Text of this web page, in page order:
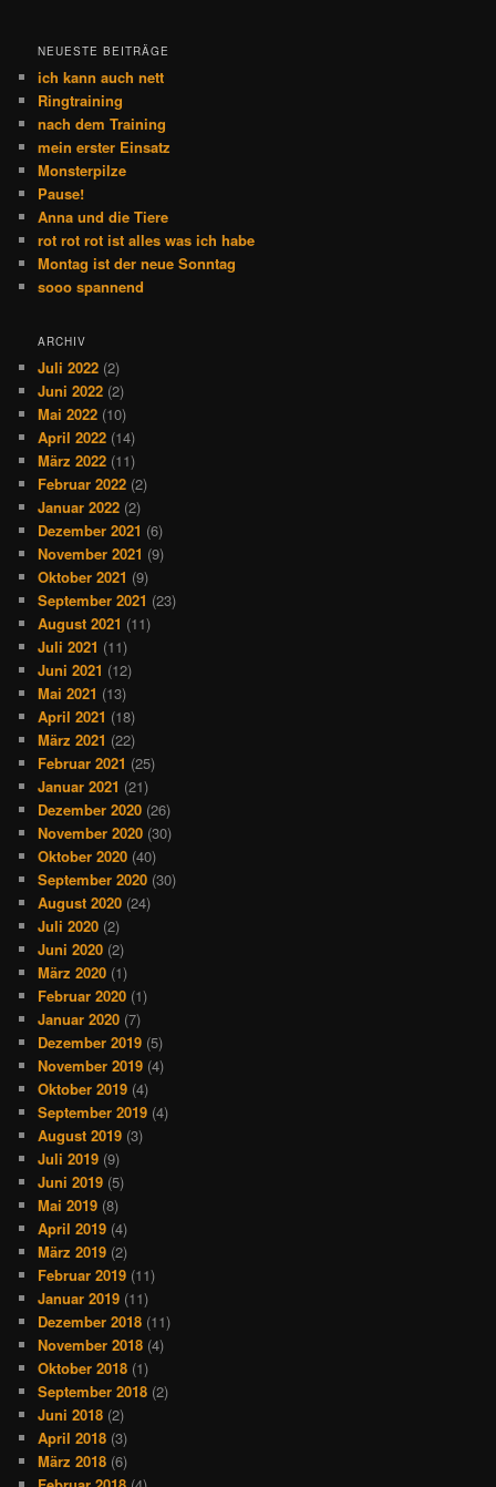
NEUESTE BEITRÄGE
ich kann auch nett
Ringtraining
nach dem Training
mein erster Einsatz
Monsterpilze
Pause!
Anna und die Tiere
rot rot rot ist alles was ich habe
Montag ist der neue Sonntag
sooo spannend
ARCHIV
Juli 2022 (2)
Juni 2022 (2)
Mai 2022 (10)
April 2022 (14)
März 2022 (11)
Februar 2022 (2)
Januar 2022 (2)
Dezember 2021 (6)
November 2021 (9)
Oktober 2021 (9)
September 2021 (23)
August 2021 (11)
Juli 2021 (11)
Juni 2021 (12)
Mai 2021 (13)
April 2021 (18)
März 2021 (22)
Februar 2021 (25)
Januar 2021 (21)
Dezember 2020 (26)
November 2020 (30)
Oktober 2020 (40)
September 2020 (30)
August 2020 (24)
Juli 2020 (2)
Juni 2020 (2)
März 2020 (1)
Februar 2020 (1)
Januar 2020 (7)
Dezember 2019 (5)
November 2019 (4)
Oktober 2019 (4)
September 2019 (4)
August 2019 (3)
Juli 2019 (9)
Juni 2019 (5)
Mai 2019 (8)
April 2019 (4)
März 2019 (2)
Februar 2019 (11)
Januar 2019 (11)
Dezember 2018 (11)
November 2018 (4)
Oktober 2018 (1)
September 2018 (2)
Juni 2018 (2)
April 2018 (3)
März 2018 (6)